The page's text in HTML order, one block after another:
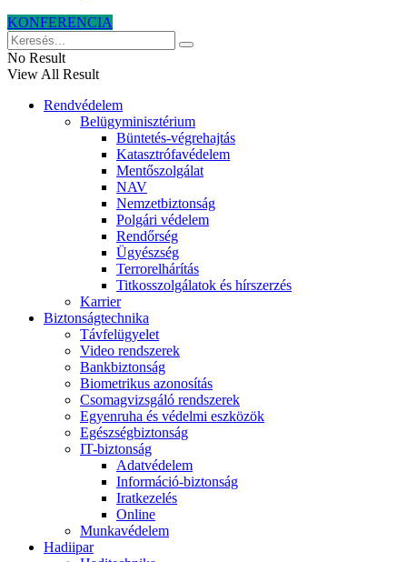
KONFERENCIA
No Result
View All Result
Rendvédelem
Belügyminisztérium
Büntetés-végrehajtás
Katasztrófavédelem
Mentőszolgálat
NAV
Nemzetbiztonság
Polgári védelem
Rendőrség
Ügyészség
Terrorelhárítás
Titkosszolgálatok és hírszerzés
Karrier
Biztonságtechnika
Távfelügyelet
Video rendszerek
Bankbiztonság
Biometrikus azonosítás
Csomagvizsgáló rendszerek
Egyenruha és védelmi eszközök
Egészségbiztonság
IT-biztonság
Adatvédelem
Információ-biztonság
Iratkezelés
Online
Munkavédelem
Hadiipar